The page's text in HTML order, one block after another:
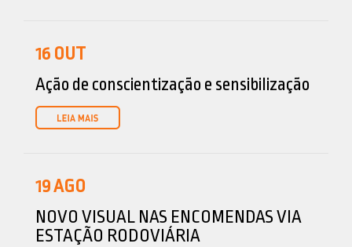
16 OUT
Ação de conscientização e sensibilização
19AGO
NOVO VISUAL NAS ENCOMENDAS VIA
ESTAÇÃO RODOVIÁRIA